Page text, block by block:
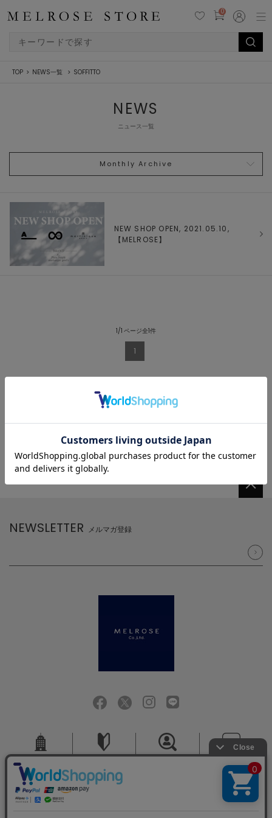
0
TOP NEWS一覧 SOFFITTO
NEWS
ニュース一覧
Monthly Archive
NEW SHOP OPEN, 2021.05.10,
【 MELROSE】
1/1 ページ全1件
1
NEWSLETTER メルマガ登録
会社概要 お問い合せ
ご利用規約 特定商取引法に基づく表記